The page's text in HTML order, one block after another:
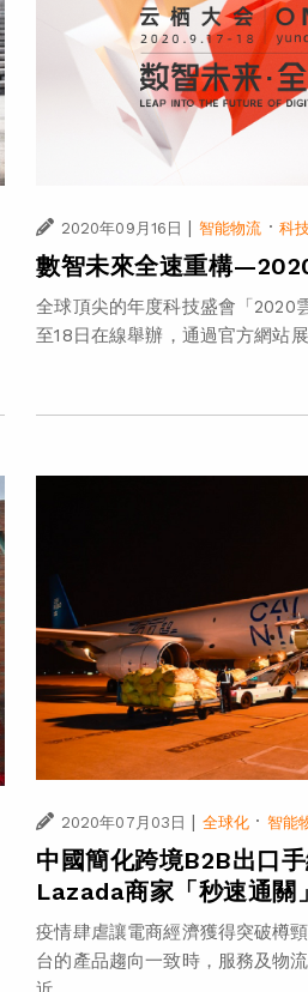
2020年09月16日 | 智能物流 · 科
數智未來全速重構
全球頂尖的年度科技盛會「2020
至18日在線舉辦，通過官方網站
2020年07月03日 全球化 · 智能
中國簡化跨境B2B出口
Lazada商家「秒速通關」
疫情肆虐讓電商經濟獲得突破樽
台的產品趨向一致時，服務及物